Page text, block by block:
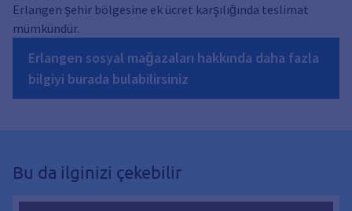
Erlangen şehir bölgesine ek ücret karşılığında teslimat
mümkündür.
Erlangen sosyal mağazaları hakkında daha fazla
bilgiyi burada bulabilirsiniz
Bu da ilginizi çekebilir